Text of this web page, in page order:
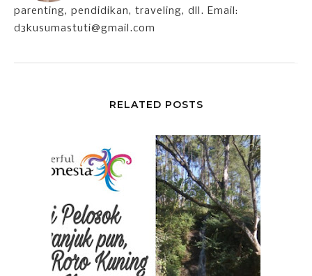
parenting, pendidikan, traveling, dll. Email:
d3kusumastuti@gmail.com
RELATED POSTS